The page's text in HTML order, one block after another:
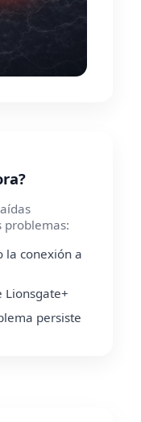
problemas:
la conexión a
Lionsgate+
persiste